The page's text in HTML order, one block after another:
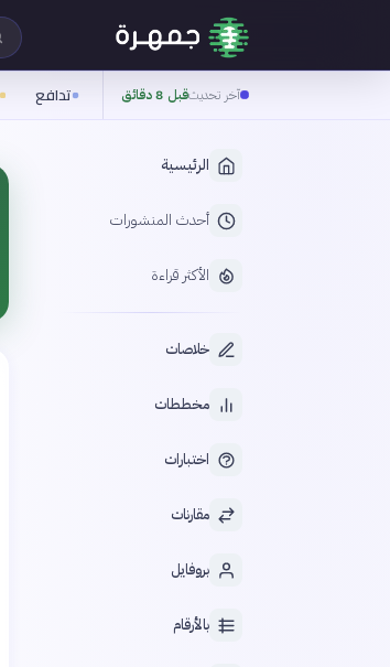
آخر تحديثقبل 8 دقائق تدافع
الرئيسية
أحدث المنشورات
الأكثر قراءة
خلاصات
مخططات
اختبارات
مقارنات
بروفايل
بالأرقام